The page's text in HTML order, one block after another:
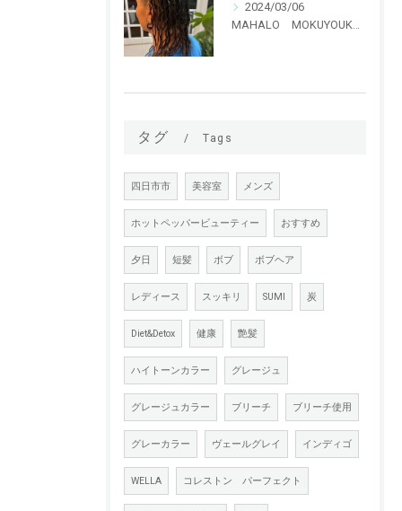
2024/03/06
MAHALO MOKUYOUKAN 特殊パーマ ハリガネパーマ！！
タグ Tags
四日市市 美容室 メンズ
ホットペッパービューティー おすすめ
夕日 短髪 ボブ ボブヘア
レディース スッキリ SUMI 炭
Diet&Detox 健康 艶髪
ハイトーンカラー グレージュ
グレージュカラー ブリーチ ブリーチ使用
グレーカラー ヴェールグレイ インディゴ
WELLA コレストン パーフェクト